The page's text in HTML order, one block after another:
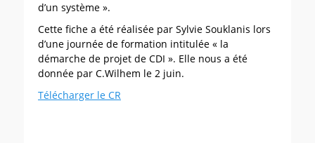
d’un système ».
Cette fiche a été réalisée par Sylvie Souklanis lors
d’une journée de formation intitulée « la
démarche de projet de CDI ». Elle nous a été
donnée par C.Wilhem le 2 juin.
Télécharger le CR